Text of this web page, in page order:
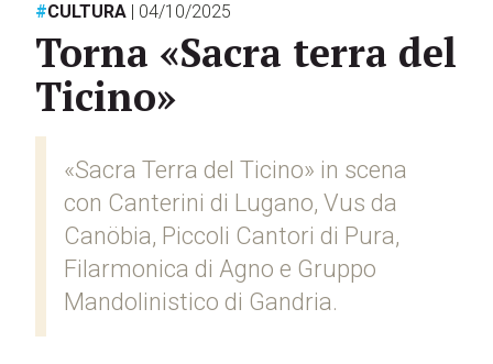
#CULTURA | 04/10/2025
Torna «Sacra terra del
Ticino»
«Sacra Terra del Ticino» in scena
con Canterini di Lugano, Vus da
Canöbia, Piccoli Cantori di Pura,
Filarmonica di Agno e Gruppo
Mandolinistico di Gandria.